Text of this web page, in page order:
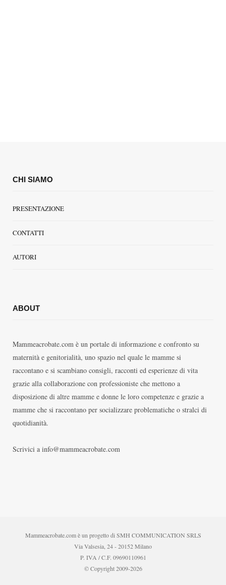
CHI SIAMO
PRESENTAZIONE
CONTATTI
AUTORI
ABOUT
Mammeacrobate.com è un portale di informazione e confronto su
maternità e genitorialità, uno spazio nel quale le mamme si
raccontano e si scambiano consigli, racconti ed esperienze di vita
grazie alla collaborazione con professioniste che mettono a
disposizione di altre mamme e donne le loro competenze e grazie a
mamme che si raccontano per socializzare problematiche o stralci di
quotidianità.
Scrivici a info@mammeacrobate.com
Mammeacrobate.com è un progetto di SMH COMMUNICATION SRLS
Via Valsesia, 24 - 20152 Milano
P. IVA / C.F. 09690110961
© Copyright 2009-2026